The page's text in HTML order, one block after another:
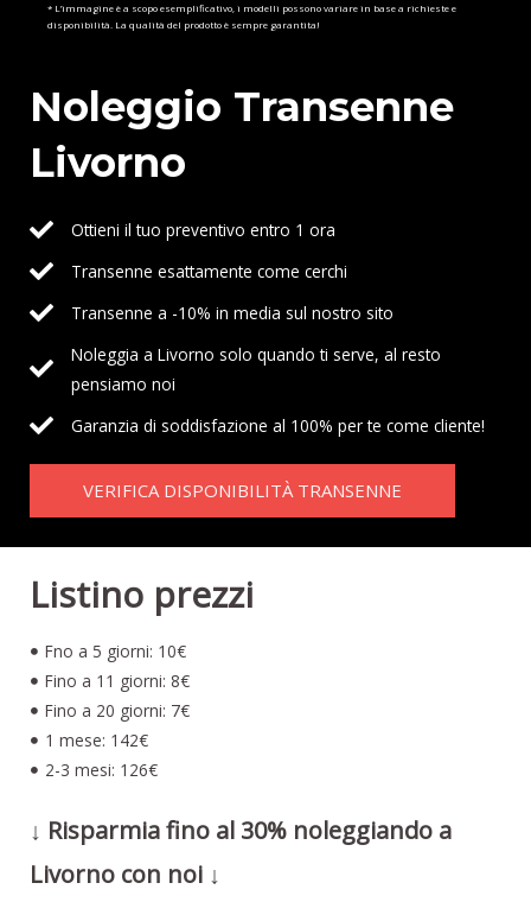
Noleggio Transenne
Livorno
Ottieni il tuo preventivo entro 1 ora
Transenne esattamente come cerchi
Transenne a -10% in media sul nostro sito
Noleggia a Livorno solo quando ti serve, al resto
pensiamo noi
Garanzia di soddisfazione al 100% per te come cliente!
VERIFICA DISPONIBILITÀ TRANSENNE
* L’immagine è a scopo esemplificativo, i modelli possono variare in base a richieste e
disponibilità. La qualità del prodotto è sempre garantita!
Listino prezzi
Fno a 5 giorni: 10€
Fino a 11 giorni: 8€
Fino a 20 giorni: 7€
1 mese: 142€
2-3 mesi: 126€
↓ Risparmia fino al 30% noleggiando a
Livorno con noi ↓